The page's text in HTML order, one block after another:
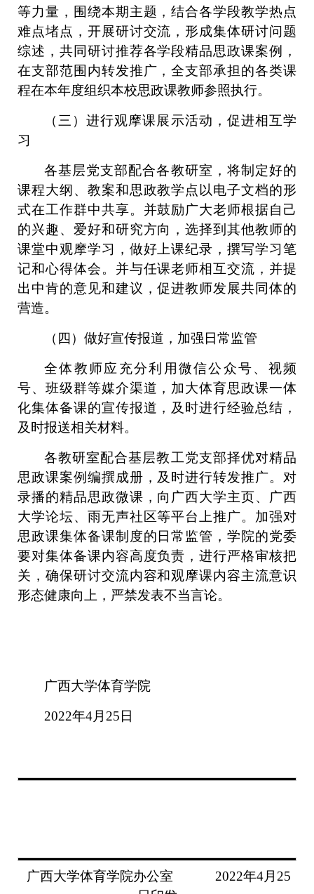
等力量，围绕本期主题，结合各学段教学热点
难点堵点，开展研讨交流，形成集体研讨问题
综述，共同研讨推荐各学段精品思政课案例，
在支部范围内转发推广，全支部承担的各类课
程在本年度组织本校思政课教师参照执行。
（三）进行观摩课展示活动，促进相互学
习
各基层党支部配合各教研室，将制定好的
课程大纲、教案和思政教学点以电子文档的形
式在工作群中共享。并鼓励广大老师根据自己
的兴趣、爱好和研究方向，选择到其他教师的
课堂中观摩学习，做好上课纪录，撰写学习笔
记和心得体会。并与任课老师相互交流，并提
出中肯的意见和建议，促进教师发展共同体的
营造。
（四）做好宣传报道，加强日常监管
全体教师应充分利用微信公众号、视频
号、班级群等媒介渠道，加大体育思政课一体
化集体备课的宣传报道，及时进行经验总结，
及时报送相关材料。
各教研室配合基层教工党支部择优对精品
思政课案例编撰成册，及时进行转发推广。对
录播的精品思政微课，向广西大学主页、广西
大学论坛、雨无声社区等平台上推广。加强对
思政课集体备课制度的日常监管，学院的党委
要对集体备课内容高度负责，进行严格审核把
关，确保研讨交流内容和观摩课内容主流意识
形态健康向上，严禁发表不当言论。
广西大学体育学院
2022年4月25日
广西大学体育学院办公室
2022年4月25